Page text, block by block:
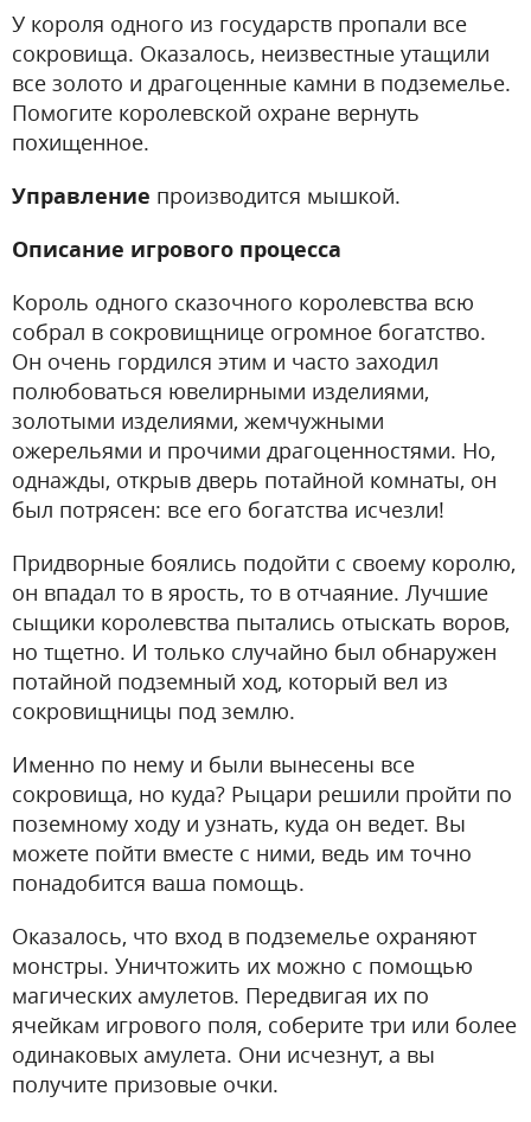
У короля одного из государств пропали все
сокровища. Оказалось, неизвестные утащили
все золото и драгоценные камни в подземелье.
Помогите королевской охране вернуть
похищенное.
Управление производится мышкой.
Описание игрового процесса
Король одного сказочного королевства всю
собрал в сокровищнице огромное богатство.
Он очень гордился этим и часто заходил
полюбоваться ювелирными изделиями,
золотыми изделиями, жемчужными
ожерельями и прочими драгоценностями. Но,
однажды, открыв дверь потайной комнаты, он
был потрясен: все его богатства исчезли!
Придворные боялись подойти с своему королю,
он впадал то в ярость, то в отчаяние. Лучшие
сыщики королевства пытались отыскать воров,
но тщетно. И только случайно был обнаружен
потайной подземный ход, который вел из
сокровищницы под землю.
Именно по нему и были вынесены все
сокровища, но куда? Рыцари решили пройти по
поземному ходу и узнать, куда он ведет. Вы
можете пойти вместе с ними, ведь им точно
понадобится ваша помощь.
Оказалось, что вход в подземелье охраняют
монстры. Уничтожить их можно с помощью
магических амулетов. Передвигая их по
ячейкам игрового поля, соберите три или более
одинаковых амулета. Они исчезнут, а вы
получите призовые очки.